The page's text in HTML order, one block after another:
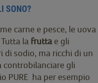
SONO?
carne e pesce, le uova
la frutta e gli
di sodio, ma ricchi di un
controbilanciare gli
PURE ha per esempio